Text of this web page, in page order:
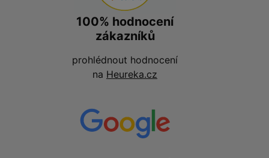
100% hodnocení
zákazníků
prohlédnout hodnocení
na Heureka.cz